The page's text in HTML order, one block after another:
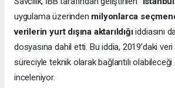
uygulama üzerinden milyonlarca
verilerin yurt dışına aktarıldığıiddiasını
dosyasına dahil etti. Bu iddia, 2019’daki
süreciyle teknik olarak bağlantılı
inceleniyor.